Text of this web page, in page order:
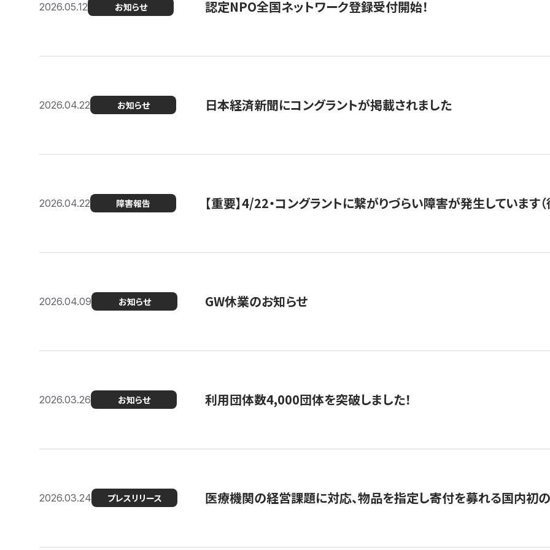
2026.05.12 お知らせ 認定NPO全国ネットワーク登録受付開始！
2026.04.22 お知らせ 日本経済新聞にコングラントが掲載されました
2026.04.22 障害報告 【重要】4/22・コングラントに繋がりづらい障害が発生しています（
2026.04.09 お知らせ GW休業のお知らせ
2026.03.26 お知らせ 利用団体数4,000団体を突破しました！
2026.03.24 プレスリリース 医療機関の経営課題に対応、物品を指定し寄付を募れる国内初の